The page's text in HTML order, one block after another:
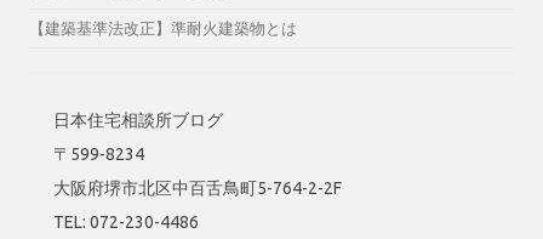
【建築基準法改正】準耐火建築物とは
日本住宅相談所ブログ
〒599-8234
大阪府堺市北区中百舌鳥町5-764-2-2F
TEL: 072-230-4486